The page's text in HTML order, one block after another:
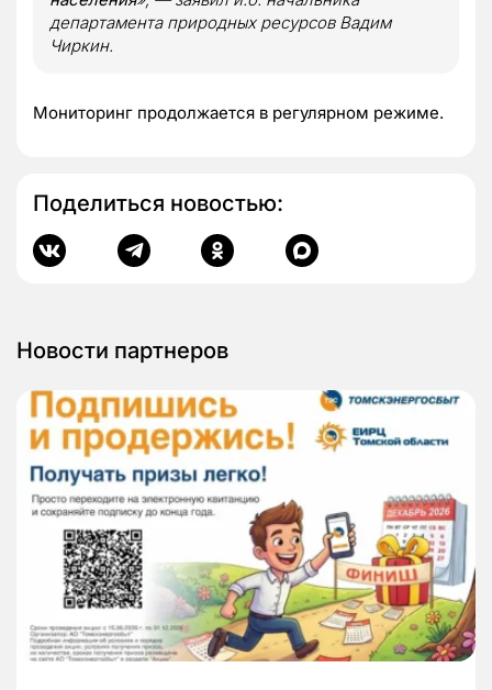
департамента природных ресурсов Вадим
Чиркин.
Мониторинг продолжается в регулярном режиме.
Поделиться новостью:
Новости партнеров